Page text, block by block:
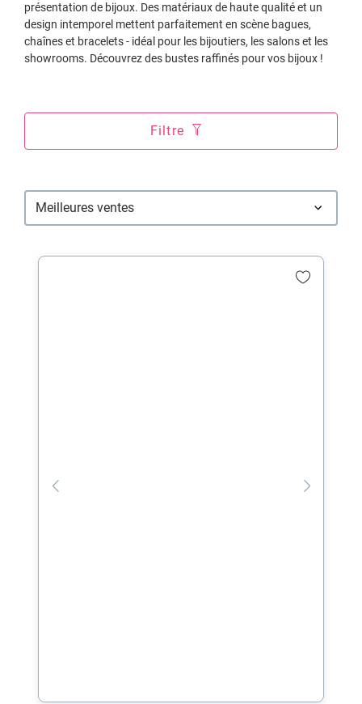
présentation de bijoux. Des matériaux de haute qualité et un
design intemporel mettent parfaitement en scène bagues,
chaînes et bracelets - idéal pour les bijoutiers, les salons et les
showrooms. Découvrez des bustes raffinés pour vos bijoux !
Filtre